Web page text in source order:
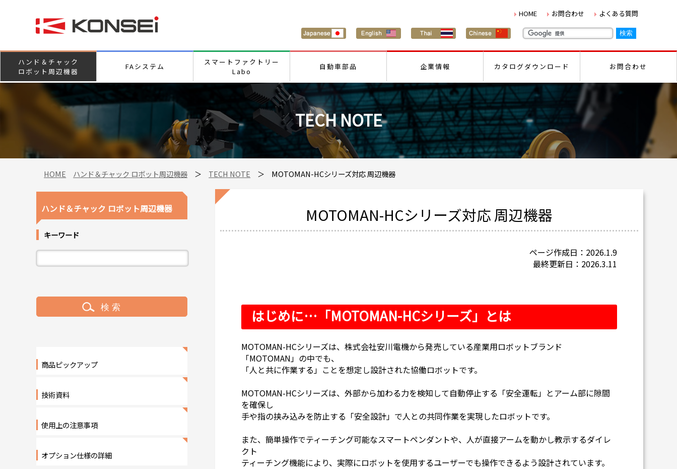
HOME お問合わせ よくある質問
ハンド＆チャック
ロボット周辺機器
FAシステム
スマートファクトリー
Labo
自動車部品 企業情報 カタログダウンロード お問合わせ
TECH NOTE
HOME ハンド＆チャック ロボット周辺機器 ＞ TECH NOTE ＞ MOTOMAN-HCシリーズ対応 周辺機器
MOTOMAN-HCシリーズ対応 周辺機器
ページ作成日：2026.1.9
最終更新日：2026.3.11
はじめに…「MOTOMAN-HCシリーズ」とは
MOTOMAN-HCシリーズは、株式会社安川電機から発売している産業用ロボットブランド
「MOTOMAN」の中でも、
「人と共に作業する」ことを想定し設計された協働ロボットです。
MOTOMAN-HCシリーズは、外部から加わる力を検知して自動停止する「安全運転」とアーム部に隙間
を確保し
手や指の挟み込みを防止する「安全設計」で人との共同作業を実現したロボットです。
また、簡単操作でティーチング可能なスマートペンダントや、人が直接アームを動かし教示するダイレ
クト
ティーチング機能により、実際にロボットを使用するユーザーでも操作できるよう設計されています。
ハンド＆チャック ロボット周辺機器
キーワード
商品ピックアップ
技術資料
使用上の注意事項
オプション仕様の詳細